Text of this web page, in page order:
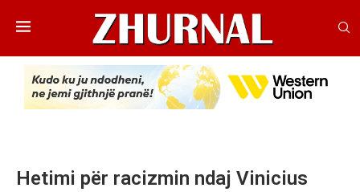
Hetimi për racizmin ndaj Vinicius